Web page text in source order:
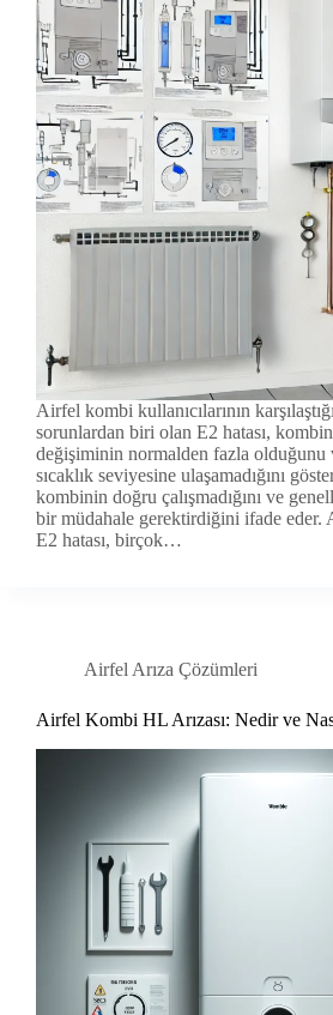
Airfel kombi kullanıcılarının
sorunlardan biri olan E2 hatası,
değişiminin normalden fazla olduğunu
sıcaklık seviyesine ulaşamadığını
kombinin doğru çalışmadığını ve
bir müdahale gerektirdiğini ifade eder.
E2 hatası, birçok…
Airfel Arıza Çözümleri
Airfel Kombi HL Arızası: Nedir ve